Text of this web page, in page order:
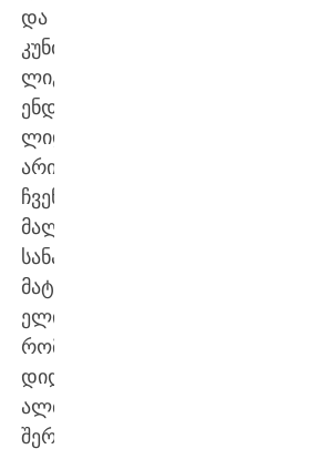
და
კუნძულელები
ლიგა
ენდესას
ლიდერებში
არიან.
ჩვენებურს
მალე
სანაკრებო
მატჩების
ელის,
რომელიც,
დიდი
ალბათობით,
შერმადინისთვის